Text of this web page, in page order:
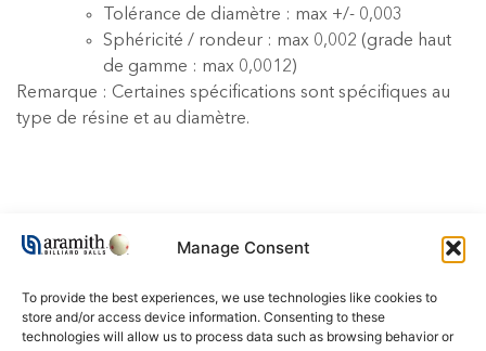
Manage Consent
To provide the best experiences, we use technologies like cookies to
store and/or access device information. Consenting to these
technologies will allow us to process data such as browsing behavior or
Tolérance de diamètre : max +/- 0,003
Sphéricité / rondeur : max 0,002 (grade haut
de gamme : max 0,0012)
Remarque : Certaines spécifications sont spécifiques au
type de résine et au diamètre.
SUIVANT >>
Attention aux imitations